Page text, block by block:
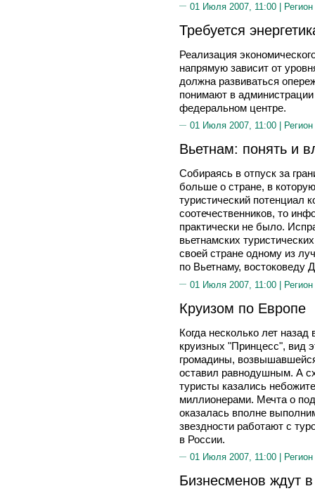
01 Июля 2007, 11:00 |
Требуется
Реализация
напрямую зависит от
должна развиваться
понимают в
федеральном центре.
01 Июля 2007, 11:00 |
Вьетнам: понять и
Собираясь в отпуск за
больше о стране, в
туристический потенциал
соотечественников, то
практически не было.
вьетнамских
своей стране одному из
по Вьетнаму,
01 Июля 2007, 11:00 |
Круизом по Европе
Когда несколько лет
круизных "Принцесс", вид
громадины,
оставил равнодушным. А
туристы казались
миллионерами. Мечта о
оказалась вполне
звездности работают с
в России.
01 Июля 2007, 11:00 |
Бизнесменов ждут